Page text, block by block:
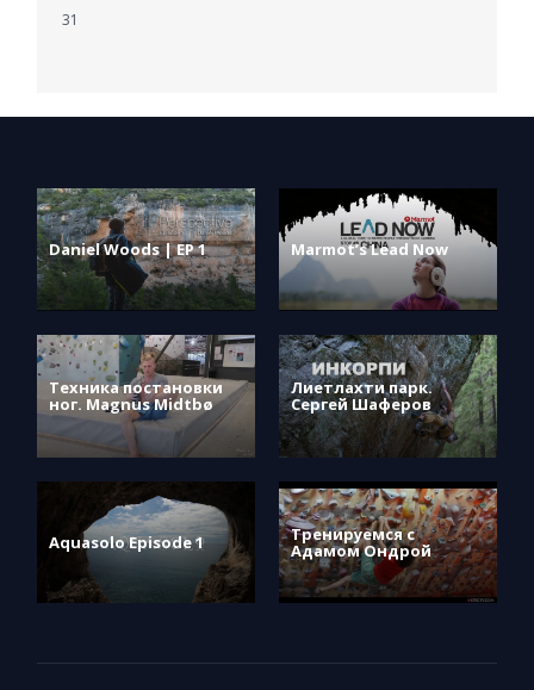
31
Daniel Woods | EP 1 Marmot’s Lead Now
Техника постановки
ног. Magnus Midtbø
Лиетлахти парк.
Сергей Шаферов
Aquasolo Episode 1 Тренируемся с
Адамом Ондрой